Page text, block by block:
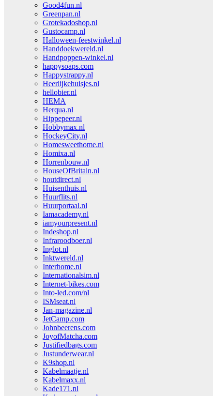
Good4fun.nl
Greenpan.nl
Grotekadoshop.nl
Gustocamp.nl
Halloween-feestwinkel.nl
Handdoekwereld.nl
Handpoppen-winkel.nl
happysoaps.com
Happystrappy.nl
Heerlijkehuisjes.nl
hellobier.nl
HEMA
Herqua.nl
Hippepeer.nl
Hobbymax.nl
HockeyCity.nl
Homesweethome.nl
Homixa.nl
Horrenbouw.nl
HouseOfBritain.nl
houtdirect.nl
Huisenthuis.nl
Huurflits.nl
Huurportaal.nl
Iamacademy.nl
iamyourpresent.nl
Indeshop.nl
Infraroodboer.nl
Inglot.nl
Inktwereld.nl
Interhome.nl
Internationalsim.nl
Internet-bikes.com
Into-led.com/nl
ISMseat.nl
Jan-magazine.nl
JetCamp.com
Johnbeerens.com
JoyofMatcha.com
Justifiedbags.com
Justunderwear.nl
K9shop.nl
Kabelmaatje.nl
Kabelmaxx.nl
Kade171.nl